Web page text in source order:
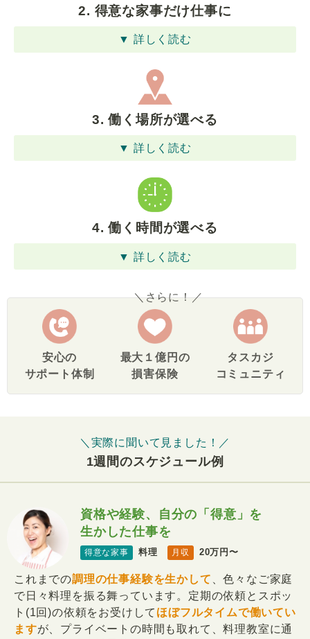
2. 得意な家事だけ仕事に
▼ 詳しく読む
3. 働く場所が選べる
▼ 詳しく読む
4. 働く時間が選べる
▼ 詳しく読む
＼さらに！／
安心の
サポート体制
最大１億円の
損害保険
タスカジ
コミュニティ
＼実際に聞いて見ました！／
1週間のスケジュール例
資格や経験、自分の「得意」を
生かした仕事を
得意な家事 料理 月収 20万円〜
これまでの調理の仕事経験を生かして 、色々なご家庭
で日々料理を振る舞っています。定期の依頼とスポッ
ト(1回)の依頼をお受けして ほぼフルタイムで働いてい
ますが、プライベートの時間も取れて、料理教室に通